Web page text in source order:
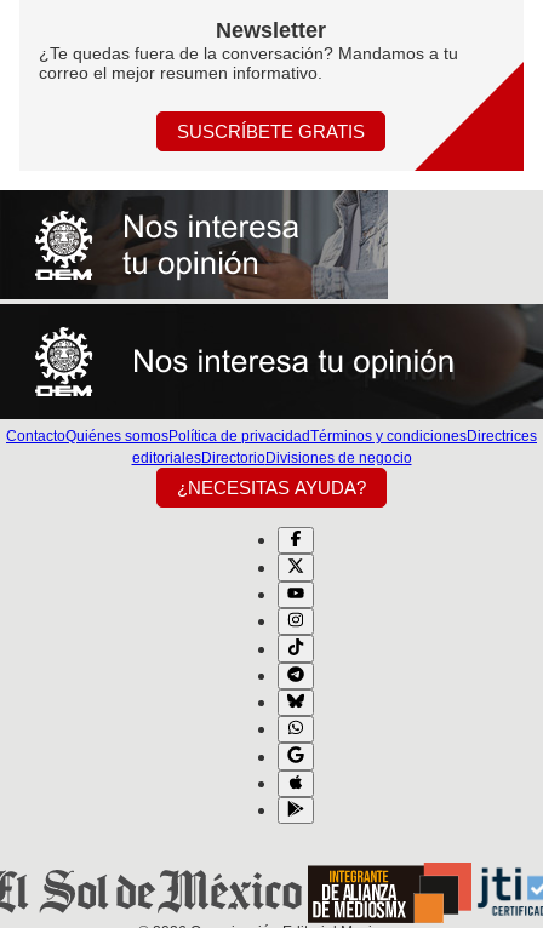
Newsletter
¿Te quedas fuera de la conversación? Mandamos a tu
correo el mejor resumen informativo.
SUSCRÍBETE GRATIS
ContactoQuiénes somosPolítica de privacidadTérminos y condicionesDirectrices
editorialesDirectorioDivisiones de negocio
¿NECESITAS AYUDA?